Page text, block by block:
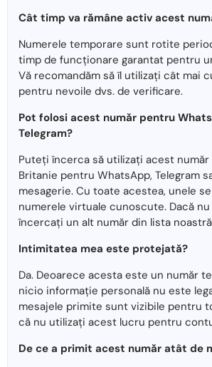
Cât timp va rămâne activ acest
Numerele temporare sunt rotite
timp de funcționare garantat pentru
Vă recomandăm să îl utilizați cât mai
pentru nevoile dvs. de verificare.
Pot folosi acest număr pentru
Telegram?
Puteți încerca să utilizați acest număr
Britanie pentru WhatsApp, Telegram
mesagerie. Cu toate acestea, unele
numerele virtuale cunoscute. Dacă
încercați un alt număr din lista
Intimitatea mea este protejată?
Da. Deoarece acesta este un număr
nicio informație personală nu este
mesajele primite sunt vizibile pentru
că nu utilizați acest lucru pentru
De ce a primit acest număr atât de